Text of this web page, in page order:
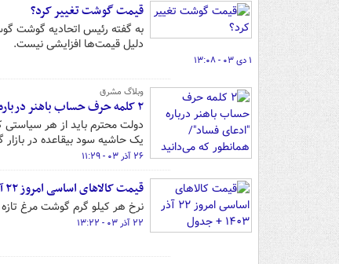
قیمت گوشت تغییر کرد؟
به گفته رئیس اتحادیه گوشت
دلیل قیمت‌ها افزایشی نیست.
۱ دی ۰۳ - ۱۳:۰۸
وبلاگ مشرق
۲ کلمه حرف حساب باهنر درباره "ادعای فساد"/ همانطور که می‌دانید مذهبی‌ها خشک و متعصب هستند!
دولت محترم باید از هر
یک حاشیه سود بیقاعده در
۲۶ آذر ۰۳ - ۱۱:۲۹
قیمت کالاهای اساسی امروز ۲۲ آذر ۱۴۰۳ + جدول
نرخ هر کیلو گرم گوشت مرغ تازه بین ۸۷ تا ۹۲ هزار تومان در
۲۲ آذر ۰۳ - ۱۳:۲۲